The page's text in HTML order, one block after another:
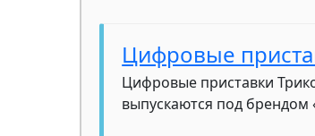
Цифровые
Цифровые приставки
выпускаются под брендом